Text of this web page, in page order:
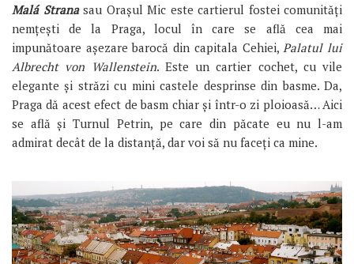
Malá Stranasau Orașul Mic este cartierul fostei comunități
nemțești de la Praga, locul în care se află cea mai
impunătoare așezare barocă din capitala Cehiei, Palatul lui
Albrecht von Wallenstein. Este un cartier cochet, cu vile
elegante și străzi cu mini castele desprinse din basme. Da,
Praga dă acest efect de basm chiar și într-o zi ploioasă… Aici
se află și Turnul Petrin, pe care din păcate eu nu l-am
admirat decât de la distanță, dar voi să nu faceți ca mine.